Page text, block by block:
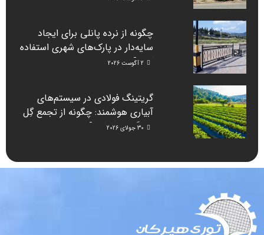
چگونه از نرده پانلی برای ایجاد
سایه‌دار در پارک‌های شهری استفاده
کنیم؟
2 آگوست 2026
گریتینگ فولادی در سیستم‌های
آبیاری هوشمند: چگونه از تجمع گِل
جلوگیری می‌کند؟
30 جولای 2026